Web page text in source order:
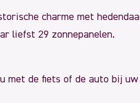
charme met
liefst 29 zonnepanelen.
met de fiets of de auto bij